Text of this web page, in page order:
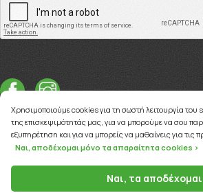
Χρησιμοποιούμε cookies για τη σωστή λειτουργία του
της επισκεψιμότητάς μας, για να μπορούμε να σου
εξυπηρέτηση και για να μπορείς να μαθαίνεις για τις
Ναι, αποδέχομαι μόνο τα απαραίτητα cookies >
Ναι, τα αποδέχομαι